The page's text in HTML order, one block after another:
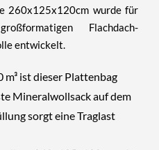
260x125x120cm wurde für
Flachdach-
entwickelt.
m³ ist dieser Plattenbag
Mineralwollsack auf dem
sorgt eine Traglast